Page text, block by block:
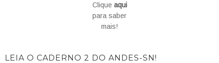
Clique aqui
para saber
mais!
LEIA O CADERNO 2 DO ANDES-SN!